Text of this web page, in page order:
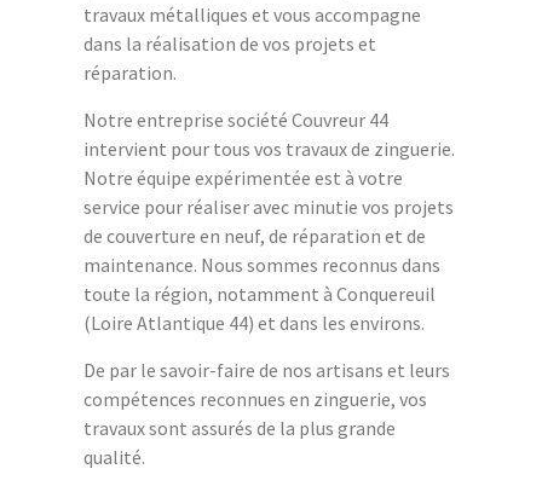
travaux métalliques et vous accompagne
dans la réalisation de vos projets et
réparation.
Notre entreprise société Couvreur 44
intervient pour tous vos travaux de zinguerie.
Notre équipe expérimentée est à votre
service pour réaliser avec minutie vos projets
de couverture en neuf, de réparation et de
maintenance. Nous sommes reconnus dans
toute la région, notamment à Conquereuil
(Loire Atlantique 44) et dans les environs.
De par le savoir-faire de nos artisans et leurs
compétences reconnues en zinguerie, vos
travaux sont assurés de la plus grande
qualité.